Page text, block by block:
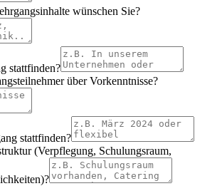
wünschen Sie?
stattfinden?
über Vorkenntnisse?
stattfinden?
(Verpflegung, Schulungsraum,